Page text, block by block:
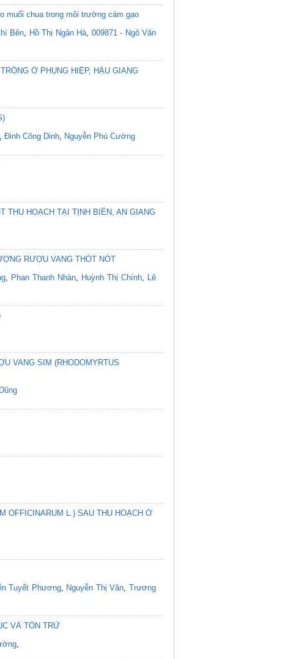
muối chua trong môi trường cám gạo
Bên, Hồ Thị Ngân Hà, 009871 - Ngô Văn
Ở PHỤNG HIỆP, HẬU GIANG
, Đinh Công Dinh, Nguyễn Phú Cường
THU HOẠCH TẠI TỊNH BIÊN, AN GIANG
RƯỢU VANG THỐT NỐT
, Phan Thanh Nhàn, Huỳnh Thị Chính, Lê
VANG SIM (RHODOMYRTUS
OFFICINARUM L.) SAU THU HOẠCH Ở
Tuyết Phương, Nguyễn Thị Vân,Trương
VÀ TỒN TRỮ
,